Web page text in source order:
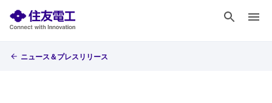
ニュース＆プレスリリース